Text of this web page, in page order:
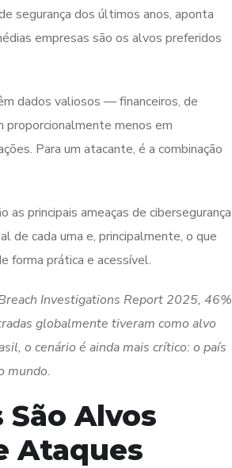
segurança dos últimos anos, aponta
empresas são os alvos preferidos
dados valiosos — financeiros, de
menos em
Para um atacante, é a combinação
as principais ameaças de cibersegurança
de cada uma e, principalmente, o que
forma prática e acessível.
Investigations Report 2025, 46%
globalmente tiveram como alvo
o cenário é ainda mais crítico: o país
mundo.
São Alvos
Ataques